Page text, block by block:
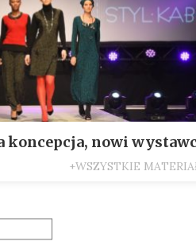
koncepcja, nowi
+WSZYSTKIE